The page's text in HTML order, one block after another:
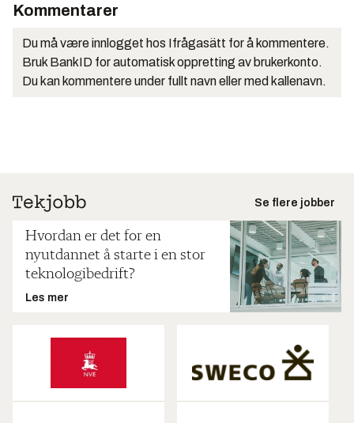
Kommentarer
Du må være innlogget hos Ifrågasätt for å kommentere.
Bruk BankID for automatisk oppretting av brukerkonto.
Du kan kommentere under fullt navn eller med kallenavn.
Se flere jobber
Hvordan er det for en
nyutdannet å starte i en stor
teknologibedrift?
Les mer